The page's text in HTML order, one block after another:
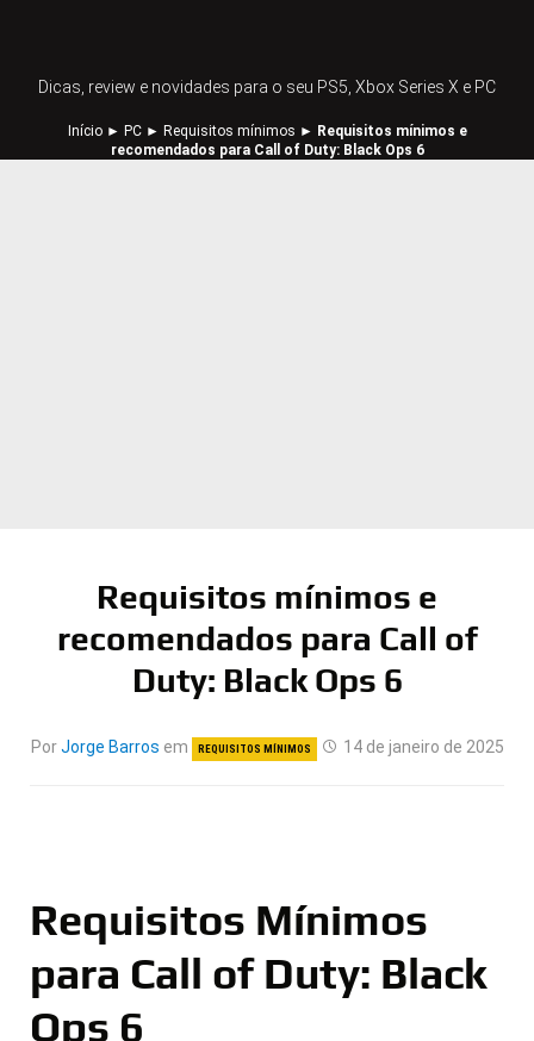
Dicas, review e novidades para o seu PS5, Xbox Series X e PC
Início► PC► Requisitos mínimos ► Requisitos mínimos e
recomendados para Call of Duty: Black Ops 6
Requisitos mínimos e
recomendados para Call of
Duty: Black Ops 6
PorJorge Barros em REQUISITOS MÍNIMOS 14 de janeiro de 2025
Requisitos Mínimos
para Call of Duty: Black
Ops 6